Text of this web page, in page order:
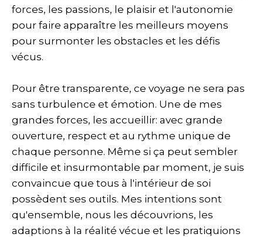
forces, les passions, le plaisir et l'autonomie
pour faire apparaître les meilleurs moyens
pour surmonter les obstacles et les défis
vécus.
Pour être transparente, ce voyage ne sera pas
sans turbulence et émotion. Une de mes
grandes forces, les accueillir: avec grande
ouverture, respect et au rythme unique de
chaque personne. Même si ça peut sembler
difficile et insurmontable par moment, je suis
convaincue que tous à l'intérieur de soi
possèdent ses outils. Mes intentions sont
qu'ensemble, nous les découvrions, les
adaptions à la réalité vécue et les pratiquions